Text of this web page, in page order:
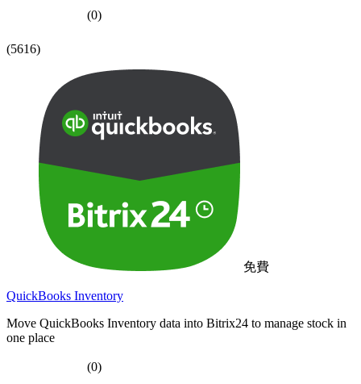
(0)
(5616)
免費
QuickBooks Inventory
Move QuickBooks Inventory data into Bitrix24 to manage stock in
one place
(0)